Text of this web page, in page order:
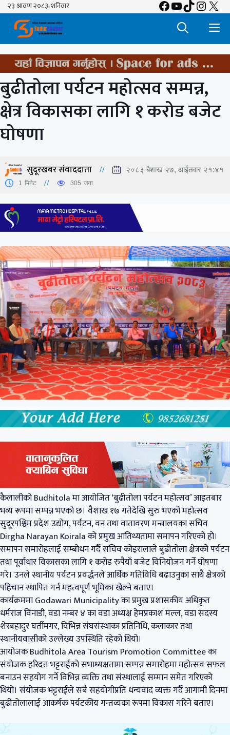
Skip
content
Facebook
YouTube
TikTok
X
बुढीतोला पर्यटन महोत्सव सम्पन्न,
क्षेत्र विकासका लागि १ करोड बजेट
घोषणा
सुदूरखबर संवाददाता २०८३ बैशाख २७, आईतवार २१:४१
1 मिनेट 305 जना
कैलालीको Budhitola मा आयोजित ‘बुढीतोला पर्यटन महोत्सव’ आइतबार
भव्य रूपमा सम्पन्न भएको छ। वैशाख १७ गतेदेखि सुरु भएको महोत्सव
सुदूरपश्चिम प्रदेश उद्योग, पर्यटन, वन तथा वातावरण मन्त्रालयका सचिव
Dirgha Narayan Koirala को प्रमुख आतिथ्यतामा समापन गरिएको हो।
समापन समारोहलाई सम्बोधन गर्दै सचिव कोइरालाले बुढीतोला क्षेत्रको पर्यटन
तथा पूर्वाधार विकासका लागि १ करोड रुपैयाँ बजेट विनियोजन गर्ने घोषणा
गरे। उनले स्थानीय पर्यटन प्रवर्द्धनले आर्थिक गतिविधि बढाउनुका साथै क्षेत्रको
पहिचान स्थापित गर्न महत्वपूर्ण भूमिका खेल्ने बताए।
कार्यक्रममा Godawari Municipality का प्रमुख प्रशासकीय अधिकृत
धर्मराज विनाडी, वडा नम्बर ४ का वडा अध्यक्ष हेमप्रकाश मल्ल, वडा सदस्य
शेरबहादुर घर्तीमगर, विभिन्न संघसंस्थाका प्रतिनिधि, कलाकार तथा
स्थानीयवासीको उल्लेख्य उपस्थिति रहेको थियो।
आयोजक Budhitola Area Tourism Promotion Committee का
संयोजक हरिदत्त भट्टराईको सभाध्यक्षतामा सम्पन्न समारोहमा महोत्सव सफल
बनाउन सहयोग गर्ने विभिन्न व्यक्ति तथा संस्थालाई सम्मान समेत गरिएको
थियो। संयोजक भट्टराईले सबै सहयोगीप्रति धन्यवाद व्यक्त गर्दै आगामी दिनमा
बुढीतोलालाई आकर्षक पर्यटकीय गन्तव्यका रूपमा विकास गरिने बताए।